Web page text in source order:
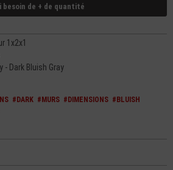
besoin de + de quantité
1x2x1
- Dark Bluish Gray
#DARK #MURS #DIMENSIONS #BLUISH